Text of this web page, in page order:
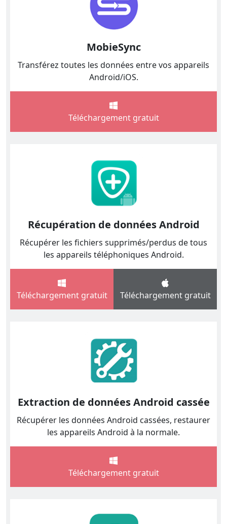
MobieSync
Transférez toutes les données entre vos appareils
Android/iOS.
Téléchargement gratuit
Récupération de données Android
Récupérer les fichiers supprimés/perdus de tous
les appareils téléphoniques Android.
Téléchargement gratuit Téléchargement gratuit
Extraction de données Android cassée
Récupérer les données Android cassées, restaurer
les appareils Android à la normale.
Téléchargement gratuit